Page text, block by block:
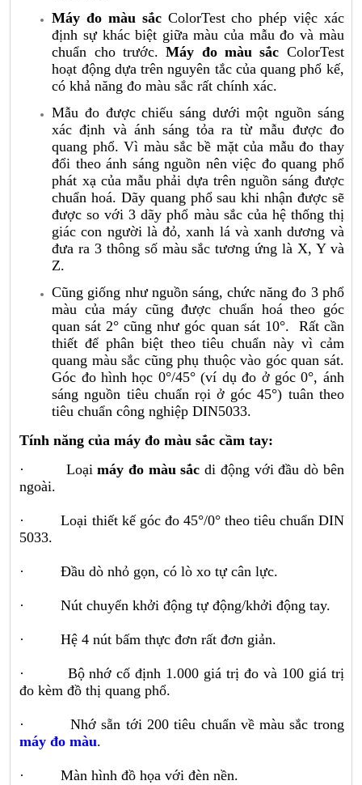
Máy đo màu sắcColorTest cho phép việc xác
định sự khác biệt giữa màu của mẫu đo và màu
chuẩn cho trước.Máy đo màu sắc ColorTest
hoạt động dựa trên nguyên tắc của quang phổ kế,
có khả năng đo màu sắc rất chính xác.
Mẫu đo được chiếu sáng dưới một nguồn sáng
xác định và ánh sáng tỏa ra từ mẫu được đo
quang phổ. Vì màu sắc bề mặt của mẫu đo thay
đổi theo ánh sáng nguồn nên việc đo quang phổ
phát xạ của mẫu phải dựa trên nguồn sáng được
chuẩn hoá. Dãy quang phổ sau khi nhận được sẽ
được so với 3 dãy phổ màu sắc của hệ thống thị
giác con người là đỏ, xanh lá và xanh dương và
đưa ra 3 thông số màu sắc tương ứng là X, Y và
Z.
Cũng giống như nguồn sáng, chức năng đo 3 phổ
màu của máy cũng được chuẩn hoá theo góc
quan sát 2° cũng như góc quan sát 10°. Rất cần
thiết để phân biệt theo tiêu chuẩn này vì cảm
quang màu sắc cũng phụ thuộc vào góc quan sát.
Góc đo hình học 0°/45° (ví dụ đo ở góc 0°, ánh
sáng nguồn tiêu chuẩn rọi ở góc 45°) tuân theo
tiêu chuẩn công nghiệp DIN5033.
Tính năng của máy đo màu sắc cầm tay:
· Loạimáy đo màu sắc di động với đầu dò bên
ngoài.
· Loại thiết kế góc đo 45°/0° theo tiêu chuẩn DIN
5033.
· Đầu dò nhỏ gọn, có lò xo tự cân lực.
· Nút chuyển khởi động tự động/khởi động tay.
· Hệ 4 nút bấm thực đơn rất đơn giản.
· Bộ nhớ cố định 1.000 giá trị đo và 100 giá trị
đo kèm đồ thị quang phổ.
· Nhớ sẵn tới 200 tiêu chuẩn về màu sắc trong
máy đo màu.
· Màn hình đồ họa với đèn nền.